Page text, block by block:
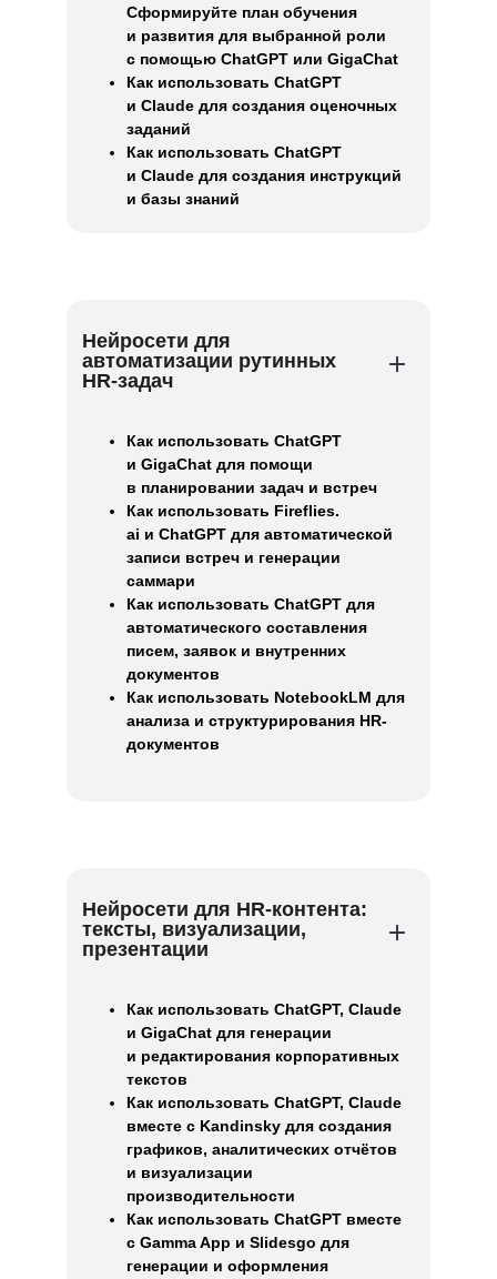
Сформируйте план обучения
и развития для выбранной роли
с помощью ChatGPT или GigaChat
Как использовать ChatGPT
и Claude для создания оценочных
заданий
Как использовать ChatGPT
и Claude для создания инструкций
и базы знаний
Нейросети для
автоматизации рутинных
HR-задач
Как использовать ChatGPT
и GigaChat для помощи
в планировании задач и встреч
Как использовать Fireflies.
ai и ChatGPT для автоматической
записи встреч и генерации
саммари
Как использовать ChatGPT для
автоматического составления
писем, заявок и внутренних
документов
Как использовать NotebookLM для
анализа и структурирования HR-
документов
Нейросети для HR-контента:
тексты, визуализации,
презентации
Как использовать ChatGPT, Claude
и GigaChat для генерации
и редактирования корпоративных
текстов
Как использовать ChatGPT, Claude
вместе с Kandinsky для создания
графиков, аналитических отчётов
и визуализации
производительности
Как использовать ChatGPT вместе
с Gamma App и Slidesgo для
генерации и оформления